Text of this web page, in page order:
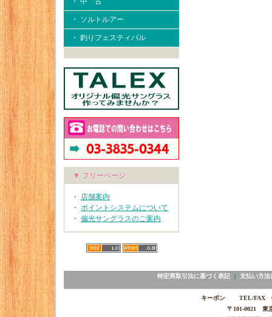
・ ソルトルアー
・ 釣りフェスティバル
▼ フリーページ
・ 店舗案内
・ ポイントシステムについて
・ 偏光サングラスのご案内
特定商取引法に基づく表記｜ 支払い方法
キーポン TEL/FAX
〒101-0021 東